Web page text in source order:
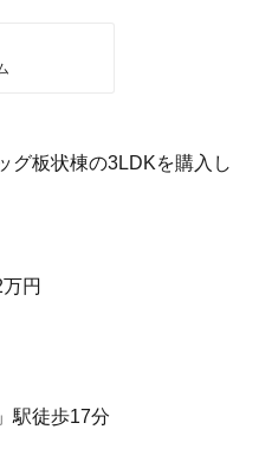
グ板状棟の3LDKを購入し
円
駅徒歩17分